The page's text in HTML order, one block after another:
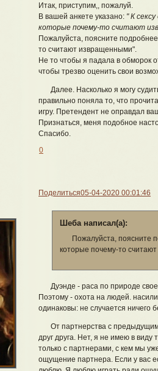
Итак, приступим,, пожалуй.
В вашей анкете указано: " К
которые почему-то считают
Пожалуйста, поясните
то считают извращенными".
Не то чтобы я падала в обморок
чтобы трезво оценить свои
Далее. Насколько я могу
правильно поняла то, что
игру. Претендент не оправдал
Признаться, меня подобное
Спасибо.
0
Поделиться05-04-2020 00:01:46
Шеба написал(а):
Пожалуйста, поясните
которые почему-то
Дуэнде - раса по природе
Поэтому - охота на людей.
одинаковы: не случается ничего
От партнерства с
друг друга. Нет, я не имею в
только с партнерами, с кем мы
ощущение партнера. Если у вас